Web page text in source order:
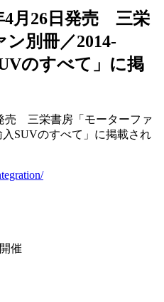
月26日発売 三栄
別冊／2014-
のすべて」に掲
売 三栄書房「モーターファ
SUVのすべて」に掲載され
催